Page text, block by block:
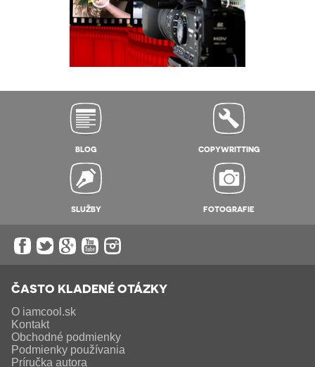
BLOG COPYWRITTING
SLUŽBY FOTOGRAFIE
ČASTO KLADENÉ OTÁZKY
O iamcool.sk
Kontakt
Obchodné podmienky
Podmienky používania
Príručka autora